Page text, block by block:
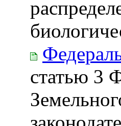
статью 3